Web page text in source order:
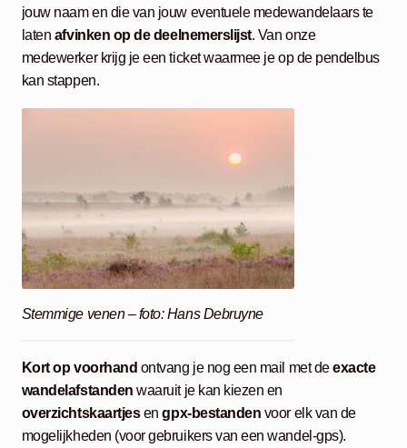
jouw naam en die van jouw eventuele medewandelaars te
laten afvinken op de deelnemerslijst. Van onze
medewerker krijg je een ticket waarmee je op de pendelbus
kan stappen.
Stemmige venen – foto: Hans Debruyne
Kort op voorhand ontvang je nog een mail met deexacte
wandelafstanden waaruit je kan kiezen en
overzichtskaartjesengpx-bestanden voor elk van de
mogelijkheden (voor gebruikers van een wandel-gps).